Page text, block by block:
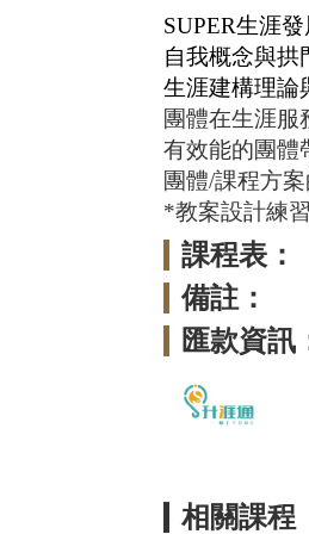
SUPER生涯
自我概念與拱
生涯建構理論
團體在生涯服
有效能的團體
團體/課程方
*教案設計練習
課程表：
備註：
匯款資訊
相關課程